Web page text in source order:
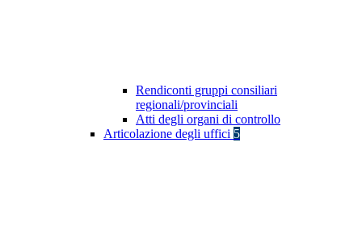
Rendiconti gruppi consiliari
regionali/provinciali
Atti degli organi di controllo
Articolazione degli uffici 5